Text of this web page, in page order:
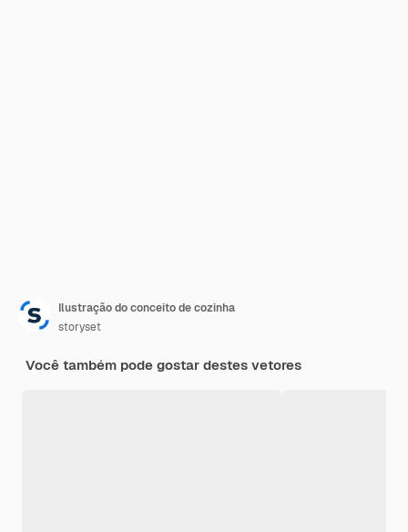
Ilustração do conceito de cozinha
storyset
Você também pode gostar destes vetores